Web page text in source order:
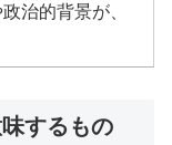
治的背景が、
するもの